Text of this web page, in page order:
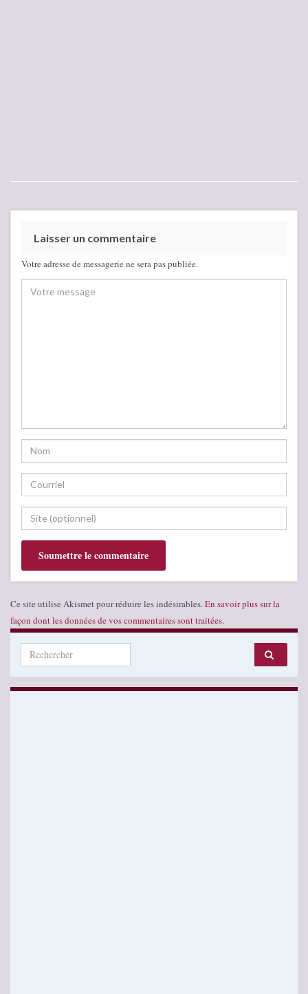
Laisser un commentaire
Votre adresse de messagerie ne sera pas publiée.
Ce site utilise Akismet pour réduire les indésirables. En savoir plus sur la
façon dont les données de vos commentaires sont traitées.
Search for: